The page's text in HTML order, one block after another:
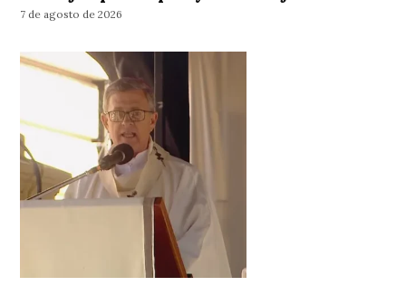
7 de agosto de 2026